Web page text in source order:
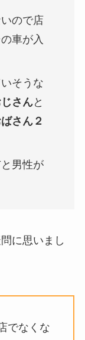
ので店
車が入
そうな
さんと
さん２
男性が
に思いまし
でなくな